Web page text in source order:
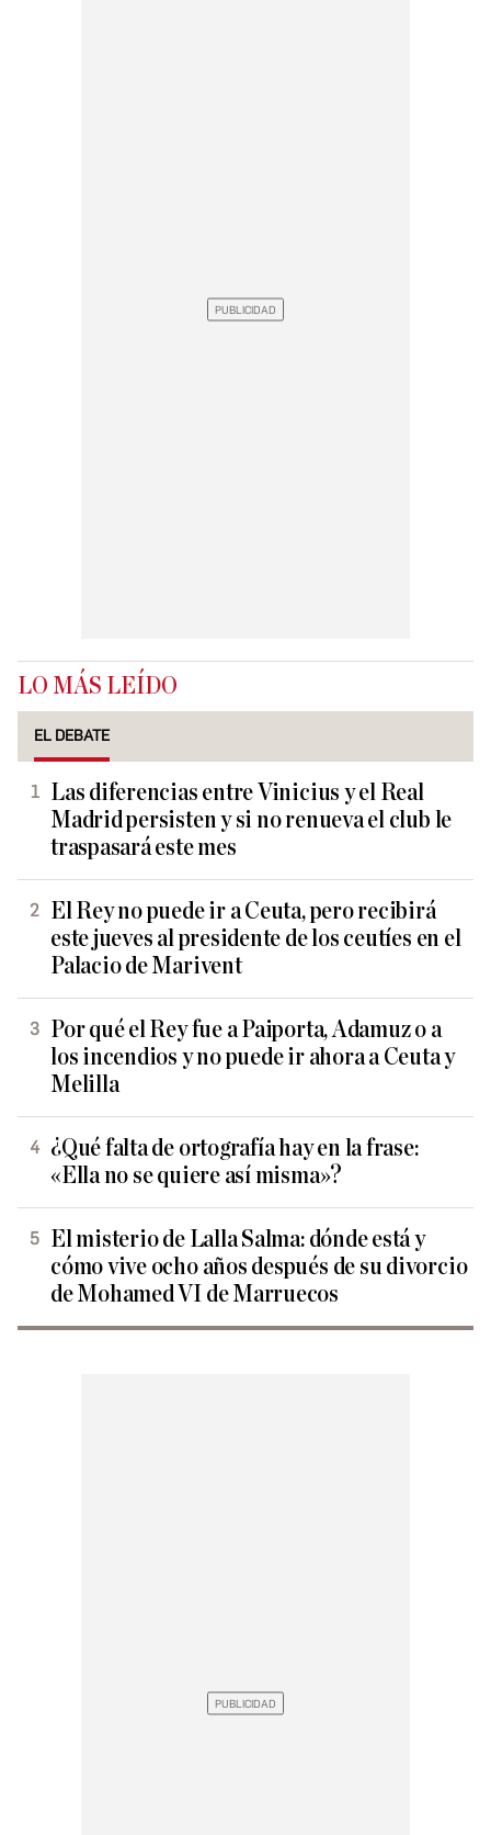
LO MÁS LEÍDO
EL DEBATE
Las diferencias entre Vinicius y el Real
Madrid persisten y si no renueva el club le
traspasará este mes
El Rey no puede ir a Ceuta, pero recibirá
este jueves al presidente de los ceutíes en el
Palacio de Marivent
Por qué el Rey fue a Paiporta, Adamuz o a
los incendios y no puede ir ahora a Ceuta y
Melilla
¿Qué falta de ortografía hay en la frase:
«Ella no se quiere así misma»?
El misterio de Lalla Salma: dónde está y
cómo vive ocho años después de su divorcio
de Mohamed VI de Marruecos